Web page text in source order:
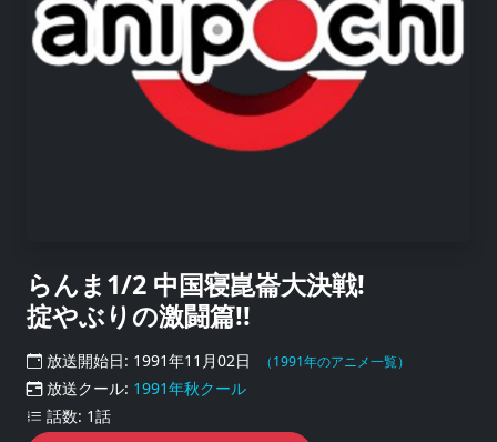
らんま1/2 中国寝崑崙大決戦!
掟やぶりの激闘篇!!
放送開始日: 1991年11月02日 （1991年のアニメ一覧）
放送クール: 1991年秋クール
話数: 1話